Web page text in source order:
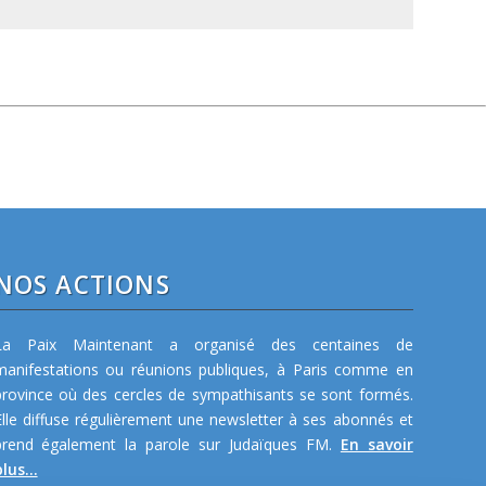
ACTIONS
Paix Maintenant a organisé des centaines de
ou réunions publiques, à Paris comme en
où des cercles de sympathisants se sont formés.
diffuse régulièrement une newsletter à ses abonnés et
également la parole sur Judaïques FM. En savoir